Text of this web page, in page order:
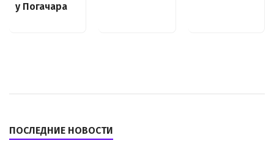
у Погачара
ПОСЛЕДНИЕ НОВОСТИ